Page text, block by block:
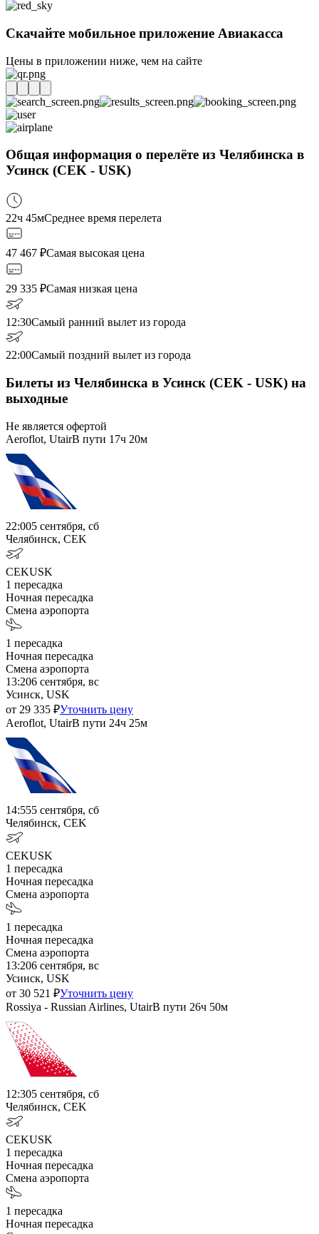
Скачайте мобильное приложение Авиакасса
Цены в приложении ниже, чем на сайте
Общая информация о перелёте из Челябинска в
Усинск (CEK - USK)
22ч 45мСреднее время перелета
47 467 ₽Самая высокая цена
29 335 ₽Самая низкая цена
12:30Самый ранний вылет из города
22:00Самый поздний вылет из города
Билеты из Челябинска в Усинск (CEK - USK) на
выходные
Не является офертой
Aeroflot, UtairВ пути 17ч 20м
22:005 сентября, сб
Челябинск, CEK
CEKUSK
1 пересадка
Ночная пересадка
Смена аэропорта
1 пересадка
Ночная пересадка
Смена аэропорта
13:206 сентября, вс
Усинск, USK
от 29 335 ₽Уточнить цену
Aeroflot, UtairВ пути 24ч 25м
14:555 сентября, сб
Челябинск, CEK
CEKUSK
1 пересадка
Ночная пересадка
Смена аэропорта
1 пересадка
Ночная пересадка
Смена аэропорта
13:206 сентября, вс
Усинск, USK
от 30 521 ₽Уточнить цену
Rossiya - Russian Airlines, UtairВ пути 26ч 50м
12:305 сентября, сб
Челябинск, CEK
CEKUSK
1 пересадка
Ночная пересадка
Смена аэропорта
1 пересадка
Ночная пересадка